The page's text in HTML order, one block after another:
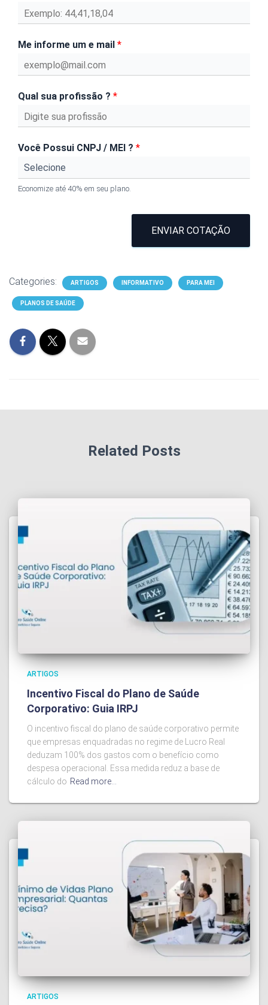
Me informe um e mail *
Qual sua profissão ? *
Você Possui CNPJ / MEI ? *
Economize até 40% em seu plano.
ENVIAR COTAÇÃO
Categories: ARTIGOS INFORMATIVO PARA MEI
PLANOS DE SAÚDE
Related Posts
ARTIGOS
Incentivo Fiscal do Plano de Saúde
Corporativo: Guia IRPJ
O incentivo fiscal do plano de saúde corporativo permite
que empresas enquadradas no regime de Lucro Real
deduzam 100% dos gastos com o benefício como
despesa operacional. Essa medida reduz a base de
cálculo do Read more…
ARTIGOS